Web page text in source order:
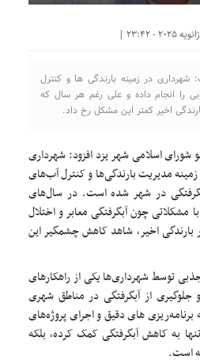
در زمینه بارندگی ها و کنترل
را انجام داده و علی رغم هر سال که
اخیر کمتر این مشکل رخ داد.
شورای اسلامی شهر یزد افزود: شهرداری
زمینه مدیریت بارندگی‌ها و کنترل آب‌های
در شهر شده است. در سال‌های
مشکلاتی چون آبگرفتگی معابر و اختلال
بارندگی اخیر، شاهد کاهش چشمگیر این
توسط شهرداری‌ها یکی از راهکارهای
از آبگرفتگی در مناطق شهری
های دقیق و اجرای پروژه‌های
به کاهش آبگرفتگی کمک کرده، بلکه
است.